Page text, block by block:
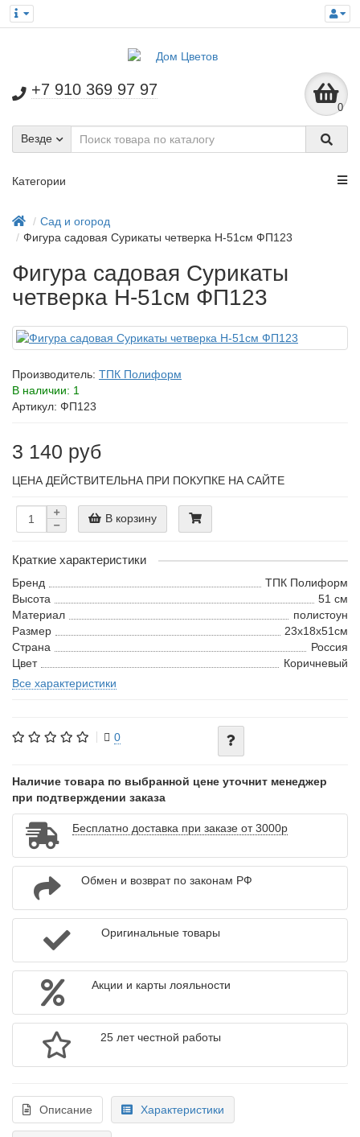
+7 910 369 97 97
0
Везде
Категории
Сад и огород
Фигура садовая Сурикаты четверка H-51см ФП123
Фигура садовая Сурикаты
четверка H-51см ФП123
Производитель: ТПК Полиформ
В наличии: 1
Артикул: ФП123
3 140 руб
ЦЕНА ДЕЙСТВИТЕЛЬНА ПРИ ПОКУПКЕ НА САЙТЕ
В корзину
Краткие характеристики
Бренд
ТПК Полиформ
Высота
51 см
Материал
полистоун
Размер
23х18х51см
Страна
Россия
Цвет
Коричневый
Все характеристики
0
Наличие товара по выбранной цене уточнит менеджер
при подтверждении заказа
Бесплатно доставка при заказе от 3000р
Обмен и возврат по законам РФ
Оригинальные товары
Акции и карты лояльности
25 лет честной работы
Описание Характеристики